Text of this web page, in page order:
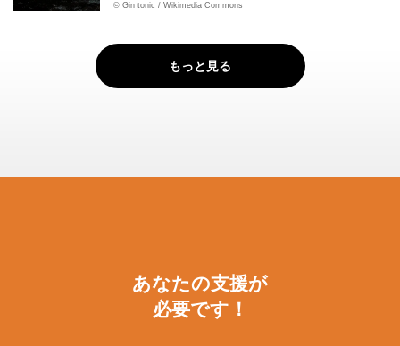
© Gin tonic / Wikimedia Commons
もっと見る
あなたの支援が
必要です！